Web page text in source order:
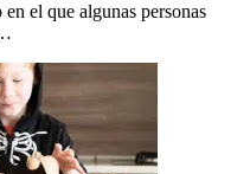
el que algunas personas